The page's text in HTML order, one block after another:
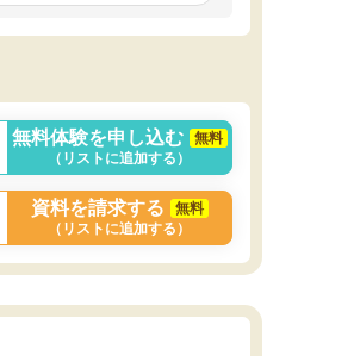
感じました。
無料体験を申し込む
無料
（リストに追加する）
資料を請求する
無料
（リストに追加する）